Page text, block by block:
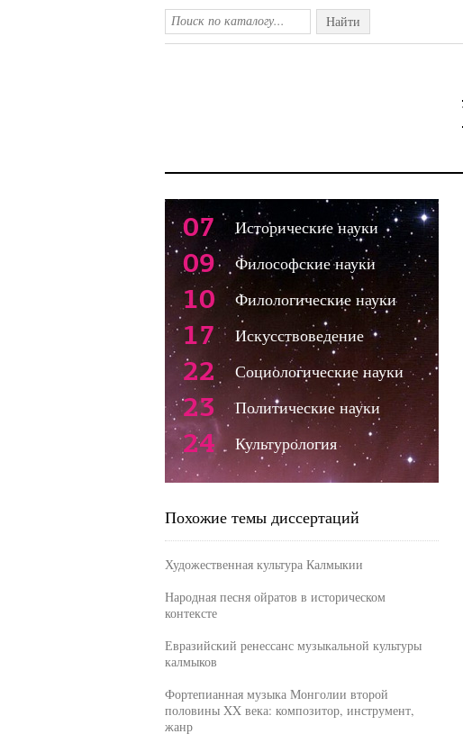
Найти
07 Исторические науки
09 Философские науки
10 Филологические науки
17 Искусствоведение
22 Социологические науки
23 Политические науки
24 Культурология
Похожие темы диссертаций
Художественная культура Калмыкии
Народная песня ойратов в историческом
контексте
Евразийский ренессанс музыкальной культуры
калмыков
Фортепианная музыка Монголии второй
половины XX века: композитор, инструмент,
жанр